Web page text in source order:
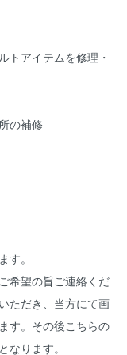
トアイテムを修理・
の補修
す。
希望の旨ご連絡くだ
ただき、当方にて画
す。その後こちらの
なります。